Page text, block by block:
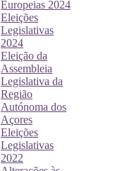
Europeias 2024
Eleições
Legislativas
2024
Eleição da
Assembleia
Legislativa da
Região
Autónoma dos
Açores
Eleições
Legislativas
2022